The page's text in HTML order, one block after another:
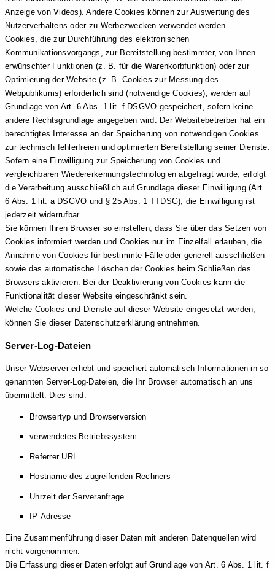
Anzeige von Videos). Andere Cookies können zur Auswertung des
Nutzerverhaltens oder zu Werbezwecken verwendet werden.
Cookies, die zur Durchführung des elektronischen
Kommunikationsvorgangs, zur Bereitstellung bestimmter, von Ihnen
erwünschter Funktionen (z. B. für die Warenkorbfunktion) oder zur
Optimierung der Website (z. B. Cookies zur Messung des
Webpublikums) erforderlich sind (notwendige Cookies), werden auf
Grundlage von Art. 6 Abs. 1 lit. f DSGVO gespeichert, sofern keine
andere Rechtsgrundlage angegeben wird. Der Websitebetreiber hat ein
berechtigtes Interesse an der Speicherung von notwendigen Cookies
zur technisch fehlerfreien und optimierten Bereitstellung seiner Dienste.
Sofern eine Einwilligung zur Speicherung von Cookies und
vergleichbaren Wiedererkennungstechnologien abgefragt wurde, erfolgt
die Verarbeitung ausschließlich auf Grundlage dieser Einwilligung (Art.
6 Abs. 1 lit. a DSGVO und § 25 Abs. 1 TTDSG); die Einwilligung ist
jederzeit widerrufbar.
Sie können Ihren Browser so einstellen, dass Sie über das Setzen von
Cookies informiert werden und Cookies nur im Einzelfall erlauben, die
Annahme von Cookies für bestimmte Fälle oder generell ausschließen
sowie das automatische Löschen der Cookies beim Schließen des
Browsers aktivieren. Bei der Deaktivierung von Cookies kann die
Funktionalität dieser Website eingeschränkt sein.
Welche Cookies und Dienste auf dieser Website eingesetzt werden,
können Sie dieser Datenschutzerklärung entnehmen.
Server-Log-Dateien
Unser Webserver erhebt und speichert automatisch Informationen in so
genannten Server-Log-Dateien, die Ihr Browser automatisch an uns
übermittelt. Dies sind:
Browsertyp und Browserversion
verwendetes Betriebssystem
Referrer URL
Hostname des zugreifenden Rechners
Uhrzeit der Serveranfrage
IP-Adresse
Eine Zusammenführung dieser Daten mit anderen Datenquellen wird
nicht vorgenommen.
Die Erfassung dieser Daten erfolgt auf Grundlage von Art. 6 Abs. 1 lit. f